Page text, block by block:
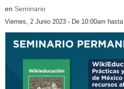
en Seminario
Viernes, 2 Junio 2023 - De 10:00am hasta